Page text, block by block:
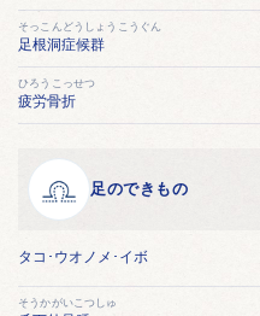
そっこんどうしょうこうぐん
足根洞症候群
ひろうこっせつ
疲労骨折
足のできもの
タコ･ウオノメ･イボ
そうかがいこつしゅ